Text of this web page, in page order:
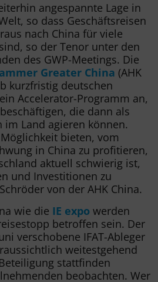
angespannte Lage in
so dass Geschäftsreisen
nach China für viele
so der Tenor unter den
des GWP-Meetings. Die
Greater China (AHK
kurzfristig deutschen
Accelerator-Programm an,
die dann als
im Land agieren können.
bieten, vom
in China zu profitieren,
aktuell schwierig ist,
und Investitionen zu
von der AHK China.
wie die IE expo werden
betroffen sein. Der
verschobene IFAT-Ableger
weitestgehend
stattfinden
beobachten. Wer